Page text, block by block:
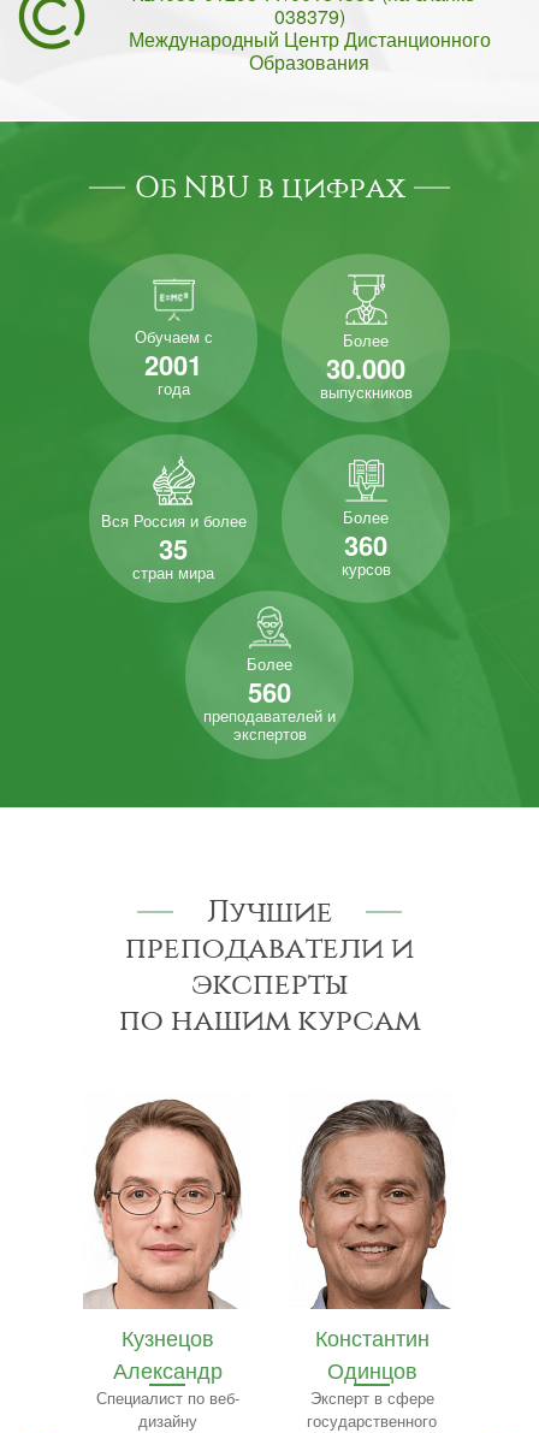
038379)
Международный Центр Дистанционного
Образования
Об NBU в цифрах
Обучаем с
2001
года
Более
30.000
выпускников
Вся Россия и более
35
стран мира
Более
360
курсов
Более
560
преподавателей и
экспертов
Лучшие
преподаватели и
эксперты
по нашим курсам
Константин
Одинцов
Эксперт в сфере
государственного
Илья Лебедев
Эксперт по
архитектуре